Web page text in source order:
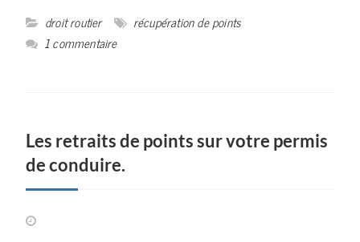
droit routier
récupération de points
1 commentaire
Les retraits de points sur votre permis
de conduire.